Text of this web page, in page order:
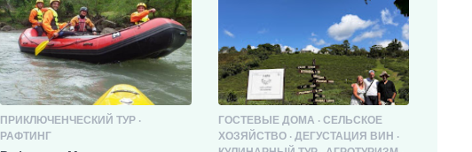
ПРИКЛЮЧЕНЧЕСКИЙ ТУР ·
РАФТИНГ
ГОСТЕВЫЕ ДОМА · СЕЛЬСКОЕ
ХОЗЯЙСТВО · ДЕГУСТАЦИЯ ВИН ·